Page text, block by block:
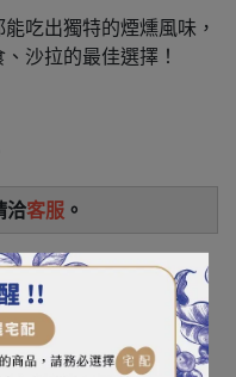
吃出獨特的煙燻風味，
沙拉的最佳選擇！
洽客服 。